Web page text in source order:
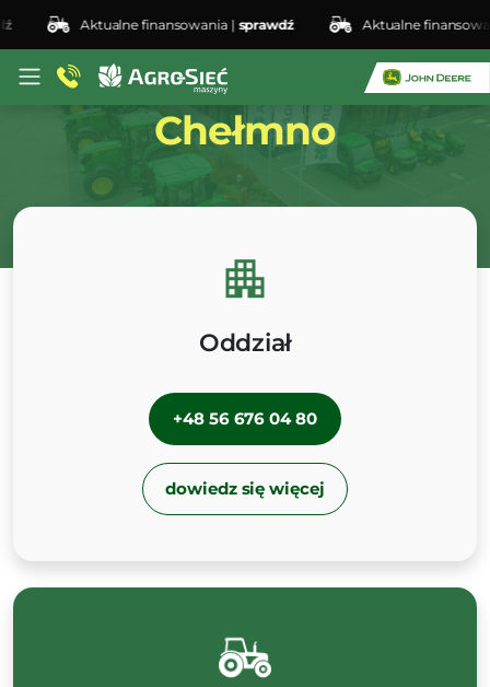
Aktualne finansowania |sprawdź Aktualne finansowania |
Oddział
Chełmno
Oddział
+48 56 676 04 80
dowiedz się więcej